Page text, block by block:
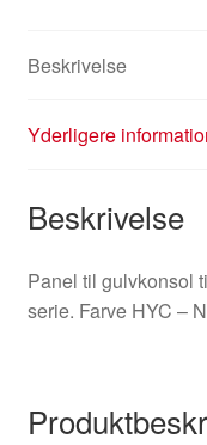
Beskrivelse
Yderligere
Beskrivelse
Panel til gulvkonsol
serie. Farve HYC –